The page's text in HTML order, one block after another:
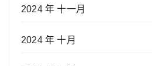
2024 年 十一月
2024 年 十月